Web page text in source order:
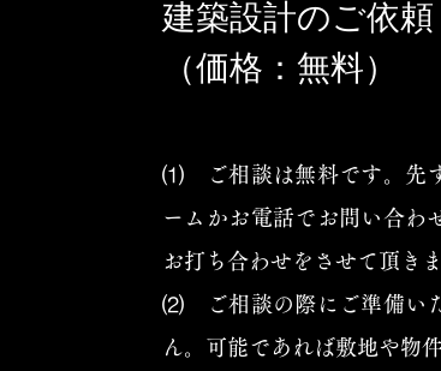
建築設計のご依
（価格：無料）
⑴ ご相談は無料です。先
ームかお電話でお問い合わ
お打ち合わせをさせて頂きま
⑵ ご相談の際にご準備い
ん。可能であれば敷地や物